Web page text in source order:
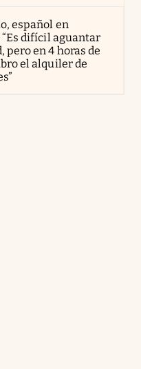
español en
difícil aguantar
pero en 4 horas de
el alquiler de